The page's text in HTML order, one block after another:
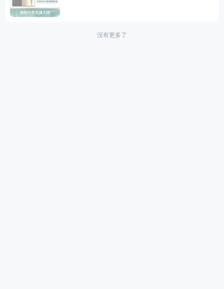
没有更多了